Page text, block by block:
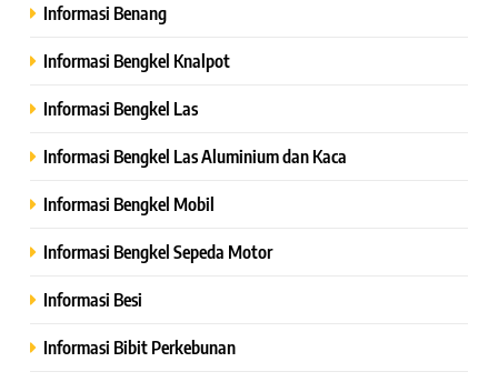
Informasi Benang
Informasi Bengkel Knalpot
Informasi Bengkel Las
Informasi Bengkel Las Aluminium dan Kaca
Informasi Bengkel Mobil
Informasi Bengkel Sepeda Motor
Informasi Besi
Informasi Bibit Perkebunan